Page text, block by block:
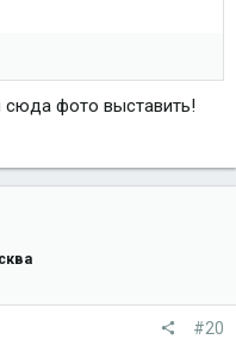
фото выставить!
#20